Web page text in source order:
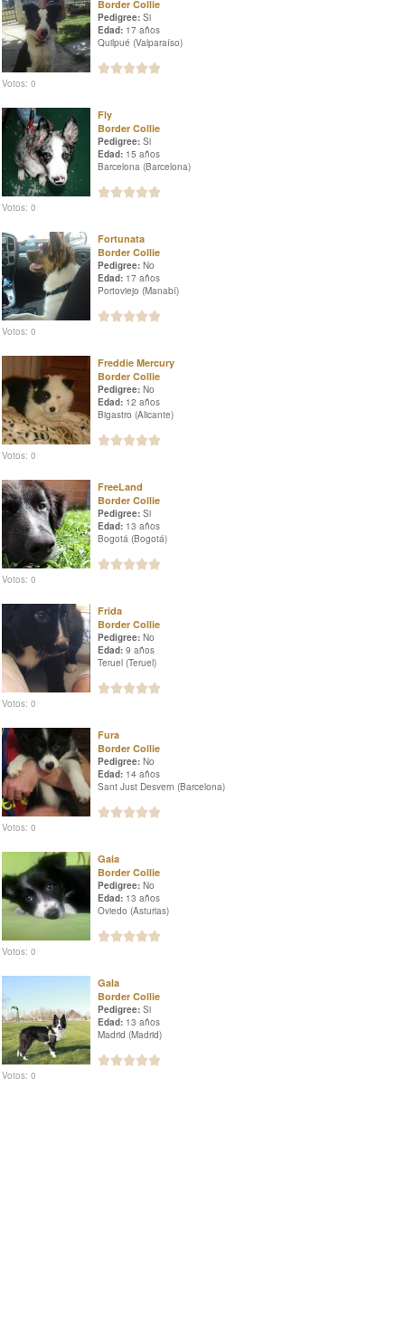
Border Collie
Pedigree: Si
Edad: 17 años
Quilpué (Valparaíso)
Votos: 0
Fly
Border Collie
Pedigree: Si
Edad: 15 años
Barcelona (Barcelona)
Votos: 0
Fortunata
Border Collie
Pedigree: No
Edad: 17 años
Portoviejo (Manabí)
Votos: 0
Freddie Mercury
Border Collie
Pedigree: No
Edad: 12 años
Bigastro (Alicante)
Votos: 0
FreeLand
Border Collie
Pedigree: Si
Edad: 13 años
Bogotá (Bogotá)
Votos: 0
Frida
Border Collie
Pedigree: No
Edad: 9 años
Teruel (Teruel)
Votos: 0
Fura
Border Collie
Pedigree: No
Edad: 14 años
Sant Just Desvern (Barcelona)
Votos: 0
Gaia
Border Collie
Pedigree: No
Edad: 13 años
Oviedo (Asturias)
Votos: 0
Gala
Border Collie
Pedigree: Si
Edad: 13 años
Madrid (Madrid)
Votos: 0